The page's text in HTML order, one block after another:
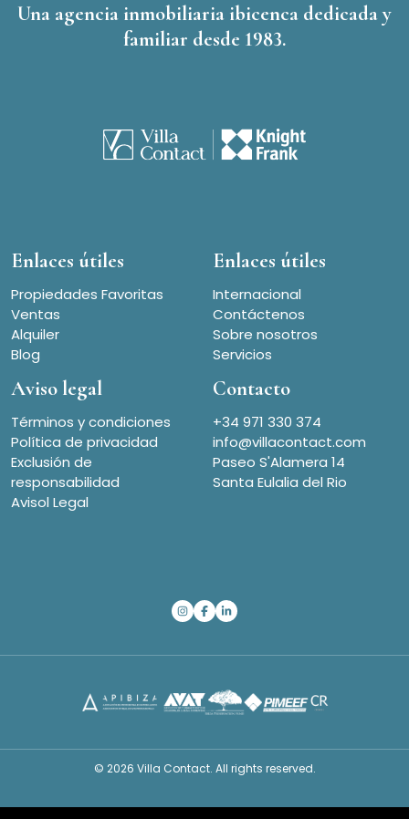
Una agencia inmobiliaria ibicenca dedicada y
familiar desde 1983.
Enlaces útiles
Propiedades Favoritas
Ventas
Alquiler
Blog
Enlaces útiles
Internacional
Contáctenos
Sobre nosotros
Servicios
Aviso legal
Términos y condiciones
Política de privacidad
Exclusión de
responsabilidad
Avisol Legal
Contacto
+34 971 330 374
info@villacontact.com
Paseo S'Alamera 14
Santa Eulalia del Rio
© 2026 Villa Contact. All rights reserved.